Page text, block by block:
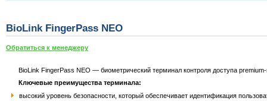
BioLink FingerPass NEO
Обратиться к менеджеру
BioLink FingerPass NEO — биометрический терминал контроля доступа premium-
Ключевые преимущества терминала:
высокий уровень безопасности, который обеспечивает идентификация